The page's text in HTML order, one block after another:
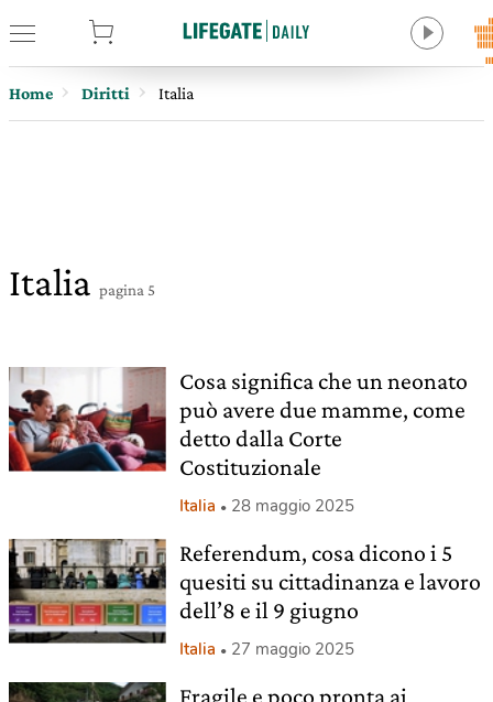
Home Diritti Italia
Italia pagina 5
Cosa significa che un neonato
può avere due mamme, come
detto dalla Corte
Costituzionale
Italia 28 maggio 2025
Referendum, cosa dicono i 5
quesiti su cittadinanza e lavoro
dell’8 e il 9 giugno
Italia 27 maggio 2025
Fragile e poco pronta ai